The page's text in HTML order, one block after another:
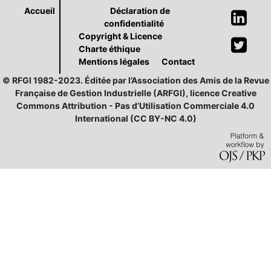
Accueil
Déclaration de
confidentialité
Copyright & Licence
Charte éthique
Mentions légales
Contact
© RFGI 1982-2023. Éditée par l’Association des Amis de la Revue
Française de Gestion Industrielle (ARFGI), licence Creative
Commons Attribution - Pas d’Utilisation Commerciale 4.0
International (CC BY-NC 4.0)